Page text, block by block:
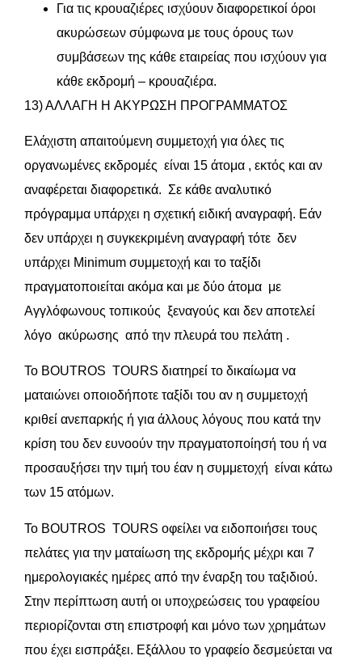
Για τις κρουαζιέρες ισχύουν διαφορετικοί όροι
ακυρώσεων σύμφωνα με τους όρους των
συμβάσεων της κάθε εταιρείας που ισχύουν για
κάθε εκδρομή – κρουαζιέρα.
13) ΑΛΛΑΓΗ H ΑΚΥΡΩΣΗ ΠΡΟΓΡΑΜΜΑΤΟΣ
Ελάχιστη απαιτούμενη συμμετοχή για όλες τις
οργανωμένες εκδρομές είναι 15 άτομα , εκτός και αν
αναφέρεται διαφορετικά. Σε κάθε αναλυτικό
πρόγραμμα υπάρχει η σχετική ειδική αναγραφή. Εάν
δεν υπάρχει η συγκεκριμένη αναγραφή τότε δεν
υπάρχει Minimum συμμετοχή και το ταξίδι
πραγματοποιείται ακόμα και με δύο άτομα με
Αγγλόφωνους τοπικούς ξεναγούς και δεν αποτελεί
λόγο ακύρωσης από την πλευρά του πελάτη .
Το BOUTROS TOURS διατηρεί το δικαίωμα να
ματαιώνει οποιοδήποτε ταξίδι του αν η συμμετοχή
κριθεί ανεπαρκής ή για άλλους λόγους που κατά την
κρίση του δεν ευνοούν την πραγματοποίησή του ή να
προσαυξήσει την τιμή του έαν η συμμετοχή είναι κάτω
των 15 ατόμων.
Το BOUTROS TOURS οφείλει να ειδοποιήσει τους
πελάτες για την ματαίωση της εκδρομής μέχρι και 7
ημερολογιακές ημέρες από την έναρξη του ταξιδιού.
Στην περίπτωση αυτή οι υποχρεώσεις του γραφείου
περιορίζονται στη επιστροφή και μόνο των χρημάτων
που έχει εισπράξει. Εξάλλου το γραφείο δεσμεύεται να